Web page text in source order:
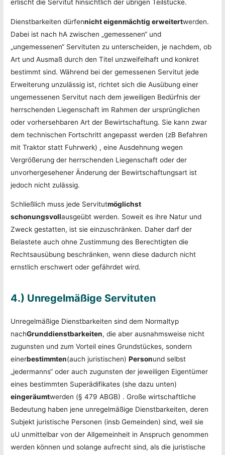
erlischt die Servitut hinsichtlich der übrigen Teilstücke.
Dienstbarkeiten dürfennicht eigenmächtig erweitertwerden.
Dabei ist nach hA zwischen „gemessenen“ und
„ungemessenen“ Servituten zu unterscheiden, je nachdem, ob
Art und Ausmaß durch den Titel unzweifelhaft und konkret
bestimmt sind. Während bei der gemessenen Servitut jede
Erweiterung unzulässig ist, richtet sich die Ausübung einer
ungemessenen Servitut nach dem jeweiligen Bedürfnis der
herrschenden Liegenschaft im Rahmen der ursprünglichen
oder vorhersehbaren Art der Bewirtschaftung. Sie kann zwar
dem technischen Fortschritt angepasst werden (zB Befahren
mit Traktor statt Fuhrwerk) , eine Ausdehnung wegen
Vergrößerung der herrschenden Liegenschaft oder der
unvorhergesehener Änderung der Bewirtschaftungsart ist
jedoch nicht zulässig.
Schließlich muss jede Servitutmöglichst
schonungsvollausgeübt werden. Soweit es ihre Natur und
Zweck gestatten, ist sie einzuschränken. Daher darf der
Belastete auch ohne Zustimmung des Berechtigten die
Rechtsausübung beschränken, wenn diese dadurch nicht
ernstlich erschwert oder gefährdet wird.
4.) Unregelmäßige Servituten
Unregelmäßige Dienstbarkeiten sind dem Normaltyp
nachGrunddienstbarkeiten, die aber ausnahmsweise nicht
zugunsten und zum Vorteil eines Grundstückes, sondern
einerbestimmten(auch juristischen)Personund selbst
„jedermanns“ oder auch zugunsten der jeweiligen Eigentümer
eines bestimmten Superädifikates (she dazu unten)
eingeräumtwerden (§ 479 ABGB) . Große wirtschaftliche
Bedeutung haben jene unregelmäßige Dienstbarkeiten, deren
Subjekt juristische Personen (insb Gemeinden) sind, weil sie
uU unmittelbar von der Allgemeinheit in Anspruch genommen
werden können und solange aufrecht sind, als die juristische